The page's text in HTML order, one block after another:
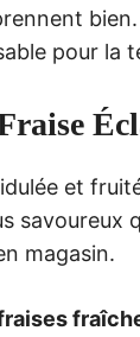
pour la
et
savoureux
magasin.